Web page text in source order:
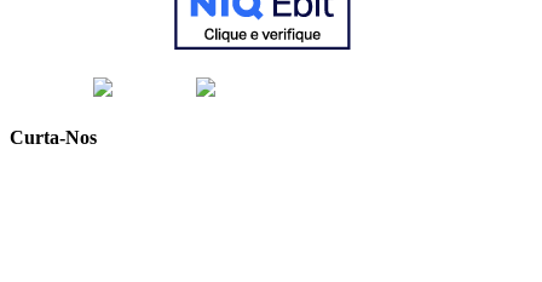
Curta-Nos